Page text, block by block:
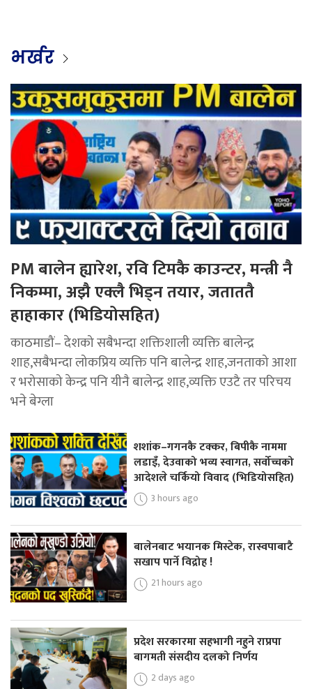
भर्खर
PM बालेन ह्यारेश, रवि टिमकै काउन्टर, मन्त्री नै
निकम्मा, अझै एक्लै भिड्न तयार, जताततै
हाहाकार (भिडियोसहित)
काठमाडौं– देशको सबैभन्दा शक्तिशाली व्यक्ति बालेन्द्र
शाह,सबैभन्दा लोकप्रिय व्यक्ति पनि बालेन्द्र शाह,जनताको आशा
र भरोसाको केन्द्र पनि यीनै बालेन्द्र शाह,व्यक्ति एउटै तर परिचय
भने बेग्ला
शशांक–गगनकै टक्कर, बिपीकै नाममा
लडाइँ, देउवाको भव्य स्वागत, सर्वोच्चको
आदेशले चर्कियो विवाद (भिडियोसहित)
3 hours ago
बालेनबाट भयानक मिस्टेक, रास्वपाबाटै
सखाप पार्ने विद्रोह !
21 hours ago
प्रदेश सरकारमा सहभागी नहुने राप्रपा
बागमती संसदीय दलको निर्णय
2 days ago